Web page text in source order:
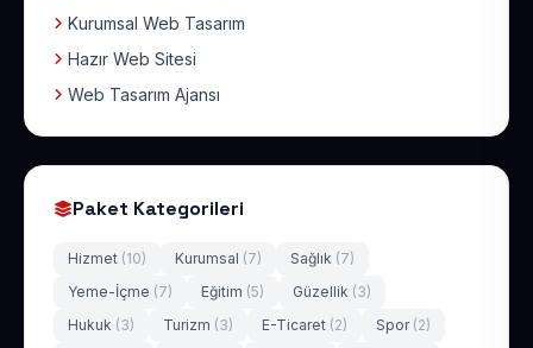
Kurumsal Web Tasarım
Hazır Web Sitesi
Web Tasarım Ajansı
Paket Kategorileri
Hizmet (10) Kurumsal (7) Sağlık (7)
Yeme-İçme (7) Eğitim (5) Güzellik (3)
Hukuk (3) Turizm (3) E-Ticaret (2) Spor (2)